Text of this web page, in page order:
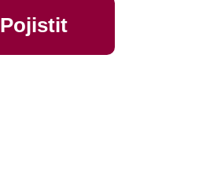
Pojistit